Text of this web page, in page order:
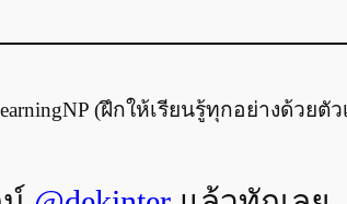
(ฝึกให้เรียนรู้ทุกอย่างด้วยตัว